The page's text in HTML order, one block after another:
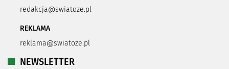
redakcja@swiatoze.pl
REKLAMA
reklama@swiatoze.pl
NEWSLETTER